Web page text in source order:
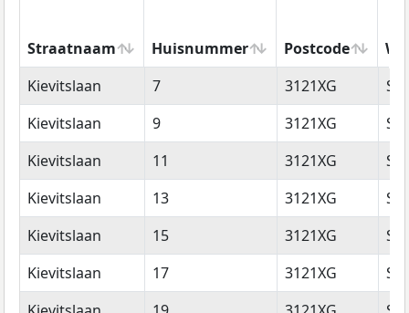
Straatnaam Huisnummer Postcode
Straatnaam
Huisnummer Postcode
Kievitslaan 7 3121XG
Kievitslaan
9 3121XG
Kievitslaan
11 3121XG
Kievitslaan
13 3121XG
Kievitslaan
15 3121XG
Kievitslaan
17 3121XG